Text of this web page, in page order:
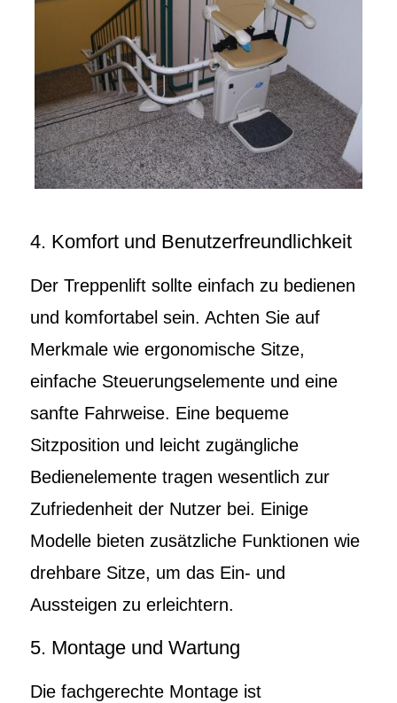
4. Komfort und Benutzerfreundlichkeit
Der Treppenlift sollte einfach zu bedienen
und komfortabel sein. Achten Sie auf
Merkmale wie ergonomische Sitze,
einfache Steuerungselemente und eine
sanfte Fahrweise. Eine bequeme
Sitzposition und leicht zugängliche
Bedienelemente tragen wesentlich zur
Zufriedenheit der Nutzer bei. Einige
Modelle bieten zusätzliche Funktionen wie
drehbare Sitze, um das Ein- und
Aussteigen zu erleichtern.
5. Montage und Wartung
Die fachgerechte Montage ist